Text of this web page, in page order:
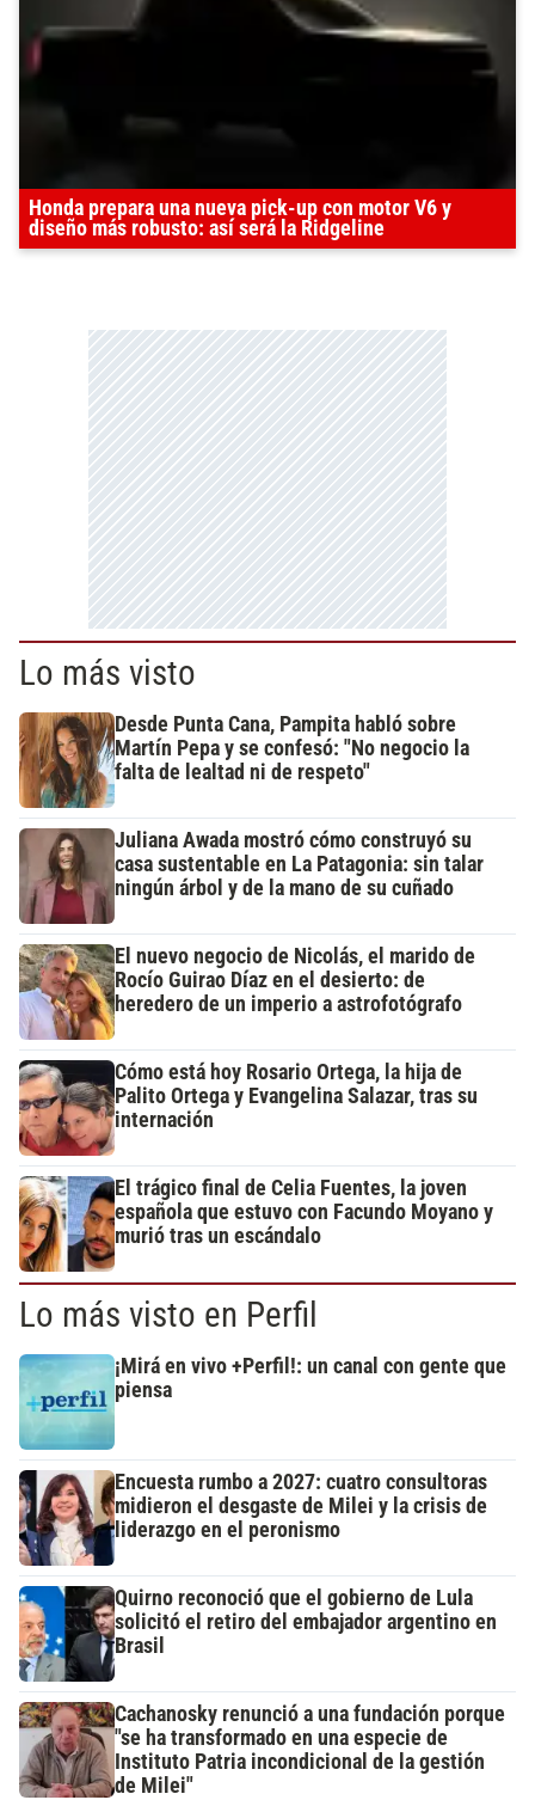
Honda prepara una nueva pick-up con motor V6 y
diseño más robusto: así será la Ridgeline
Lo más visto
Desde Punta Cana, Pampita habló sobre
Martín Pepa y se confesó: "No negocio la
falta de lealtad ni de respeto"
Juliana Awada mostró cómo construyó su
casa sustentable en La Patagonia: sin talar
ningún árbol y de la mano de su cuñado
El nuevo negocio de Nicolás, el marido de
Rocío Guirao Díaz en el desierto: de
heredero de un imperio a astrofotógrafo
Cómo está hoy Rosario Ortega, la hija de
Palito Ortega y Evangelina Salazar, tras su
internación
El trágico final de Celia Fuentes, la joven
española que estuvo con Facundo Moyano y
murió tras un escándalo
Lo más visto en Perfil
¡Mirá en vivo +Perfil!: un canal con gente que
piensa
Encuesta rumbo a 2027: cuatro consultoras
midieron el desgaste de Milei y la crisis de
liderazgo en el peronismo
Quirno reconoció que el gobierno de Lula
solicitó el retiro del embajador argentino en
Brasil
Cachanosky renunció a una fundación porque
"se ha transformado en una especie de
Instituto Patria incondicional de la gestión
de Milei"